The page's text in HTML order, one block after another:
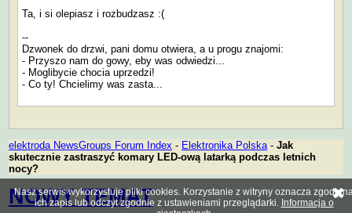
Ta, i si olepiasz i rozbudzasz :(
--
Dzwonek do drzwi, pani domu otwiera, a u progu znajomi:
- Przyszo nam do gowy, eby was odwiedzi...
- Moglibycie chocia uprzedzi!
- Co ty! Chcielimy was zasta...
elektroda NewsGroups Forum Index - Elektronika Polska - Jak
skutecznie zastraszyć komary LED-ową latarką podczas letnich
nocy?
NOWY TEMAT
Nasz serwis wykorzystuje pliki cookies. Korzystanie z witryny oznacza zgodę
ich zapis lub odczyt zgodnie z ustawieniami przeglądarki. Informacja o